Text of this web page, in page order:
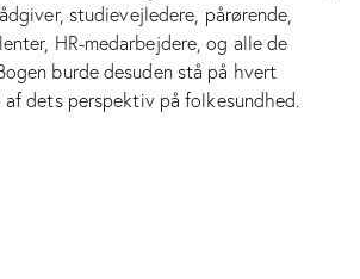
studievejledere, pårørende,
HR-medarbejdere, og alle de
burde desuden stå på hvert
dets perspektiv på folkesundhed.